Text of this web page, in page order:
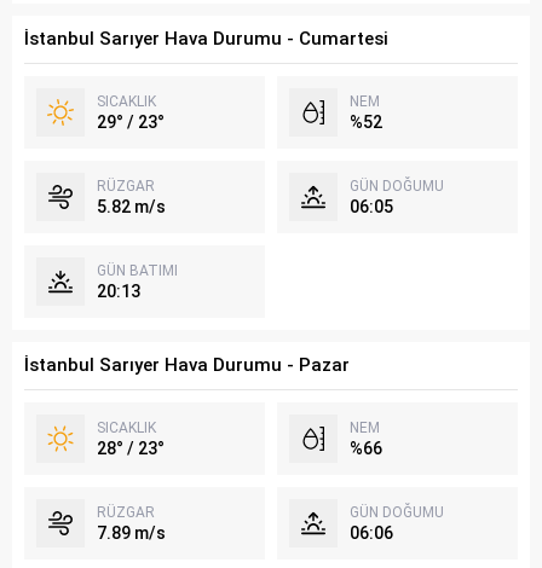
İstanbul Sarıyer Hava Durumu - Cumartesi
SICAKLIK
29° / 23°
NEM
%52
RÜZGAR
5.82 m/s
GÜN DOĞUMU
06:05
GÜN BATIMI
20:13
İstanbul Sarıyer Hava Durumu - Pazar
SICAKLIK
28° / 23°
NEM
%66
RÜZGAR
7.89 m/s
GÜN DOĞUMU
06:06